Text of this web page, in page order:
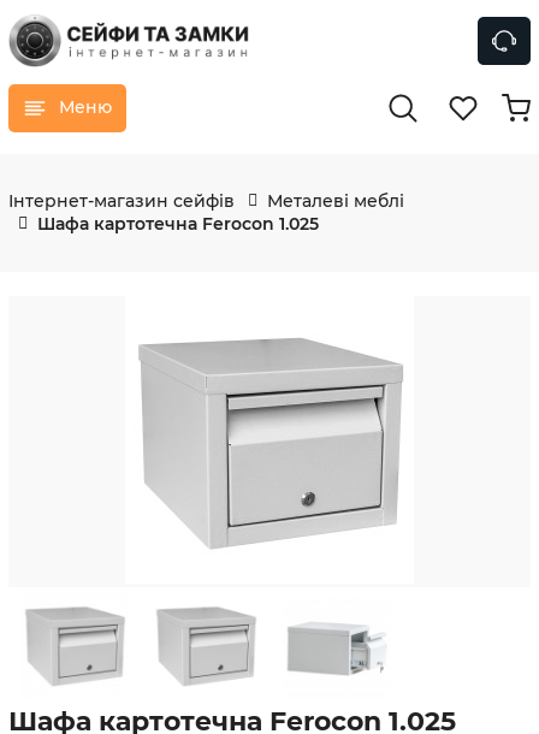
Меню
Інтернет-магазин сейфів
Металеві меблі
Шафа картотечна Ferocon 1.025
Шафа картотечна Ferocon 1.025